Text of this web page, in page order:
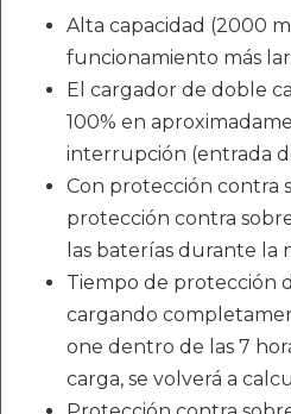
Alta capacidad (2000
funcionamiento más
El cargador de doble
100% en
interrupción (entrada de
Con protección contra
protección contra
las baterías durante la
Tiempo de protección
cargando
one dentro de las 7
carga, se volverá a